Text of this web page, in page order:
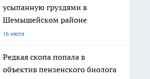
усыпанную груздями в
Шемышейском районе
16 июля
Редкая скопа попала в
объектив пензенского биолога